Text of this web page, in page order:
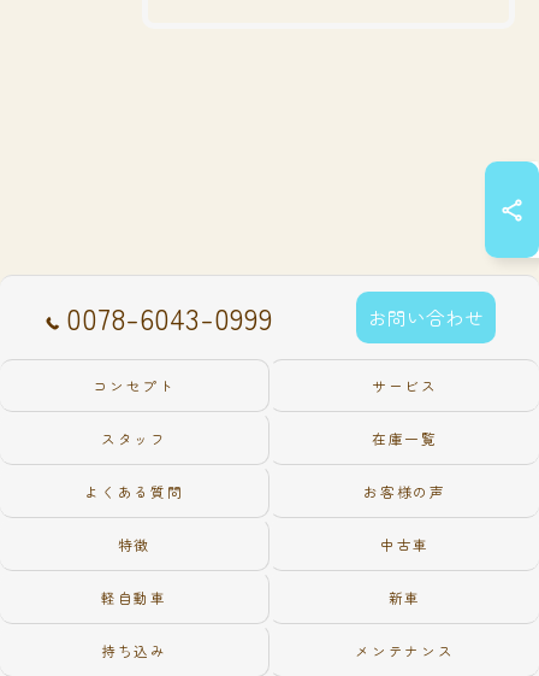
0078-6043-0999 お問い合わせ
コンセプト サービス
スタッフ 在庫一覧
よくある質問 お客様の声
特徴 中古車
軽自動車 新車
持ち込み メンテナンス